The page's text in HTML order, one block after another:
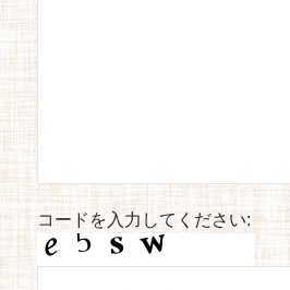
コードを入力してください: